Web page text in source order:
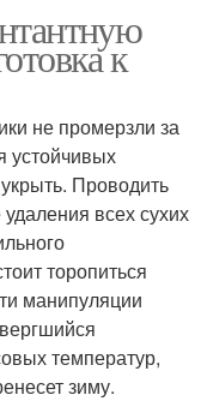
к
не промерзли за
устойчивых
Проводить
всех сухих
торопиться
манипуляции
температур,
зиму.